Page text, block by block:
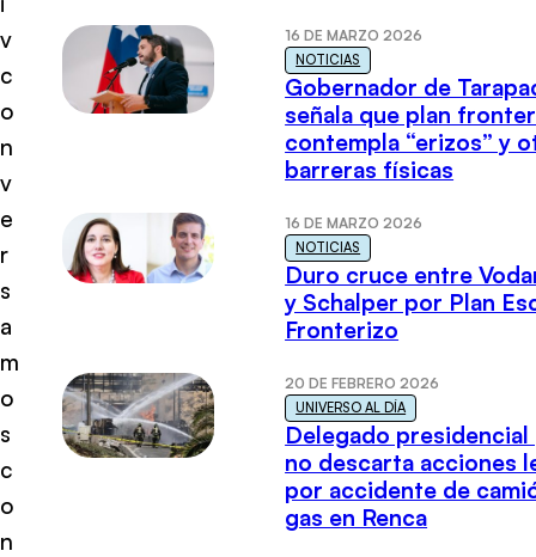
v
c
o
n
v
e
r
s
a
m
o
s
c
o
n
16 DE MARZO 2026
NOTICIAS
Gobernador de
señala que plan
contempla “erizos” y
barreras físicas
16 DE MARZO 2026
NOTICIAS
Duro cruce entre
y Schalper por Plan
Fronterizo
20 DE FEBRERO 2026
UNIVERSO AL DÍA
Delegado presidencial
no descarta acciones
por accidente de
gas en Renca